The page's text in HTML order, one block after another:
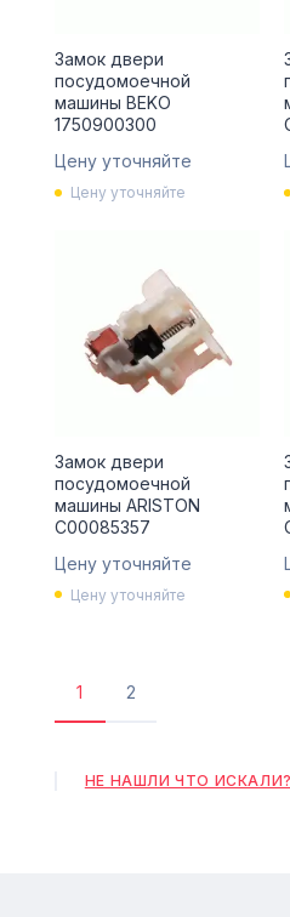
Замок двери
посудомоечной
машины BEKO
1750900300
Цену уточняйте
Цену уточняйте
Замок двери
посудомоечной
машины ARISTON
C00085357
Цену уточняйте
Цену уточняйте
Текущая
1
Страница
2
НЕ НАШЛИ ЧТО ИСКАЛИ?